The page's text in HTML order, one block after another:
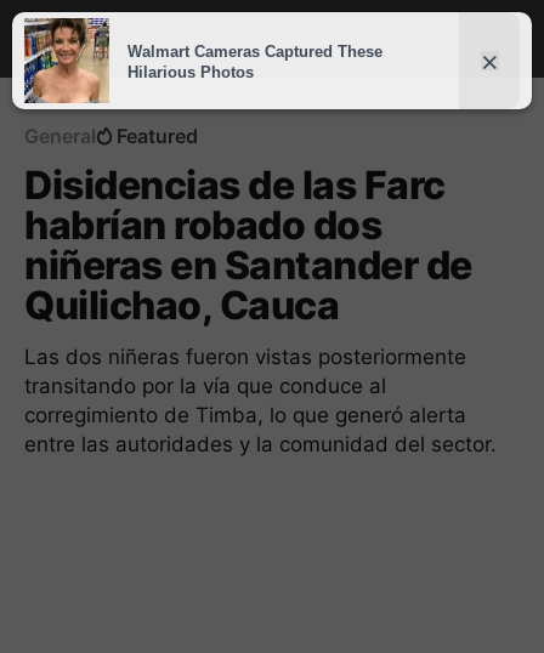
General Featured
Disidencias de las Farc
habrían robado dos
niñeras en Santander de
Quilichao, Cauca
Las dos niñeras fueron vistas posteriormente
transitando por la vía que conduce al
corregimiento de Timba, lo que generó alerta
entre las autoridades y la comunidad del sector.